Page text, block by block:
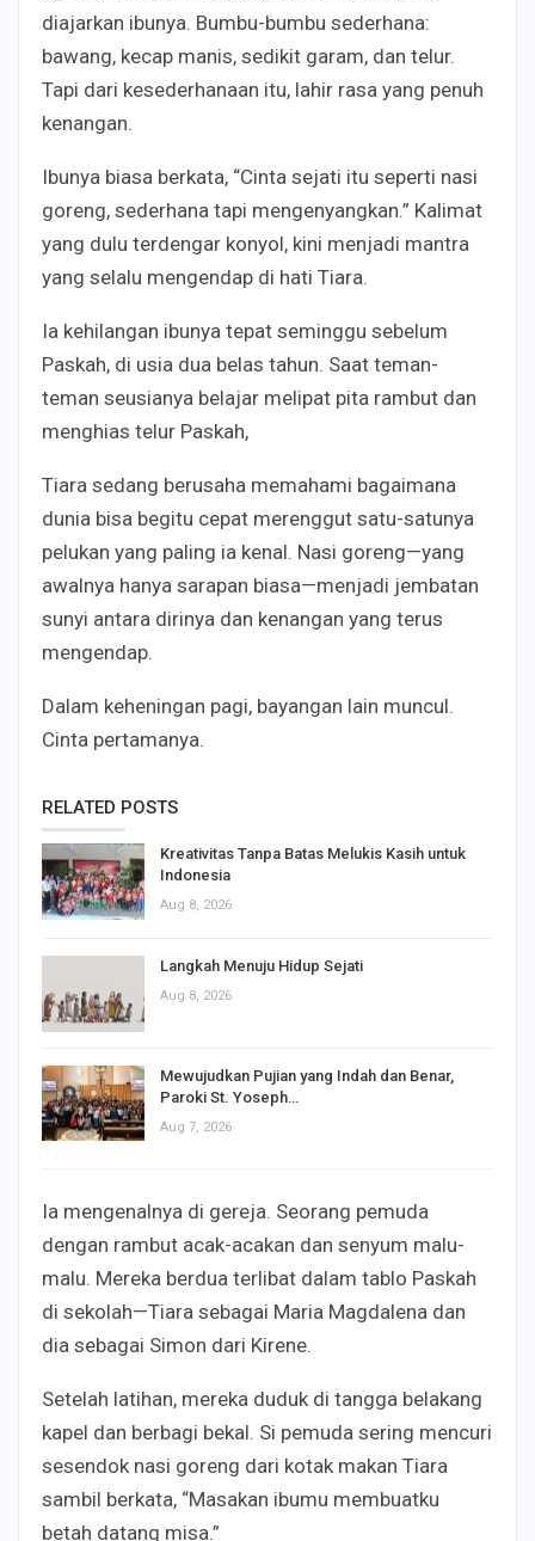
diajarkan ibunya. Bumbu-bumbu sederhana:
bawang, kecap manis, sedikit garam, dan telur.
Tapi dari kesederhanaan itu, lahir rasa yang penuh
kenangan.
Ibunya biasa berkata, “Cinta sejati itu seperti nasi
goreng, sederhana tapi mengenyangkan.” Kalimat
yang dulu terdengar konyol, kini menjadi mantra
yang selalu mengendap di hati Tiara.
Ia kehilangan ibunya tepat seminggu sebelum
Paskah, di usia dua belas tahun. Saat teman-
teman seusianya belajar melipat pita rambut dan
menghias telur Paskah,
Tiara sedang berusaha memahami bagaimana
dunia bisa begitu cepat merenggut satu-satunya
pelukan yang paling ia kenal. Nasi goreng—yang
awalnya hanya sarapan biasa—menjadi jembatan
sunyi antara dirinya dan kenangan yang terus
mengendap.
Dalam keheningan pagi, bayangan lain muncul.
Cinta pertamanya.
RELATED POSTS
Kreativitas Tanpa Batas Melukis Kasih untuk
Indonesia
Aug 8, 2026
Langkah Menuju Hidup Sejati
Aug 8, 2026
Mewujudkan Pujian yang Indah dan Benar,
Paroki St. Yoseph…
Aug 7, 2026
Ia mengenalnya di gereja. Seorang pemuda
dengan rambut acak-acakan dan senyum malu-
malu. Mereka berdua terlibat dalam tablo Paskah
di sekolah—Tiara sebagai Maria Magdalena dan
dia sebagai Simon dari Kirene.
Setelah latihan, mereka duduk di tangga belakang
kapel dan berbagi bekal. Si pemuda sering mencuri
sesendok nasi goreng dari kotak makan Tiara
sambil berkata, “Masakan ibumu membuatku
betah datang misa.”